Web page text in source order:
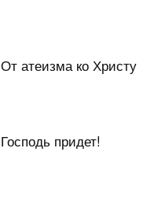
От атеизма ко Христу
Господь придет!